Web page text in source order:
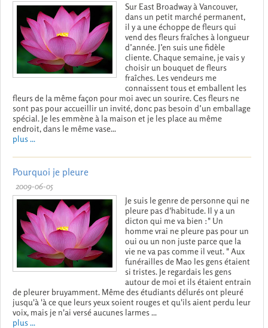
Sur East Broadway à Vancouver,
dans un petit marché permanent,
il y a une échoppe de fleurs qui
vend des fleurs fraîches à longueur
d’année. J’en suis une fidèle
cliente. Chaque semaine, je vais y
choisir un bouquet de fleurs
fraîches. Les vendeurs me
connaissent tous et emballent les
fleurs de la même façon pour moi avec un sourire. Ces fleurs ne
sont pas pour accueillir un invité, donc pas besoin d’un emballage
spécial. Je les emmène à la maison et je les place au même
endroit, dans le même vase...
plus ...
Pourquoi je pleure
2009-06-05
Je suis le genre de personne qui ne
pleure pas d'habitude. Il y a un
dicton qui me va bien :" Un
homme vrai ne pleure pas pour un
oui ou un non juste parce que la
vie ne va pas comme il veut. " Aux
funérailles de Mao les gens étaient
si tristes. Je regardais les gens
autour de moi et ils étaient entrain
de pleurer bruyamment. Même des étudiants délurés ont pleuré
jusqu'à 'à ce que leurs yeux soient rouges et qu'ils aient perdu leur
voix, mais je n'ai versé aucunes larmes ...
plus ...